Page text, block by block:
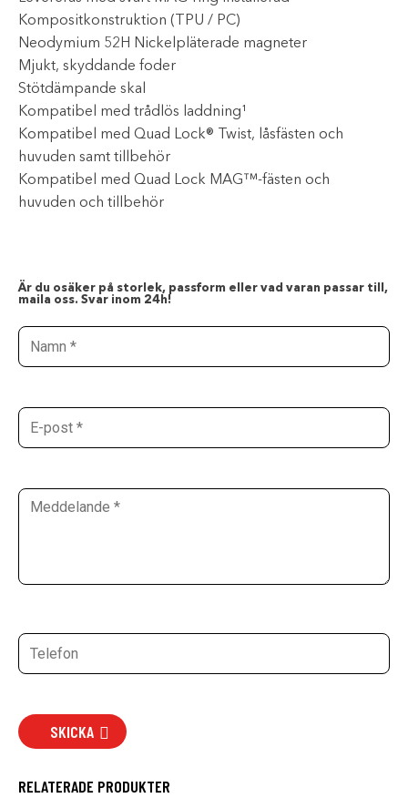
Kompositkonstruktion (TPU / PC)
Neodymium 52H Nickelpläterade magneter
Mjukt, skyddande foder
Stötdämpande skal
Kompatibel med trådlös laddning¹
Kompatibel med Quad Lock® Twist, låsfästen och
huvuden samt tillbehör
Kompatibel med Quad Lock MAG™-fästen och
huvuden och tillbehör
Är du osäker på storlek, passform eller vad varan passar till,
maila oss. Svar inom 24h!
SKICKA
RELATERADE PRODUKTER